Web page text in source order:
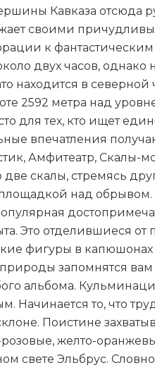
Кавказа отсюда
своими
к
двух часов, однако
в северной
2592 метра над
для тех, кто ищет
впечатления
Амфитеатр, Скалы-
скалы, стремясь
над
Это отделившиеся от
фигуры в
запомнятся
альбома.
Начинается то, что
Поистине
желто-
свете Эльбрус.